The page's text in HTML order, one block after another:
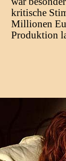
kritische
Millionen
Produktion